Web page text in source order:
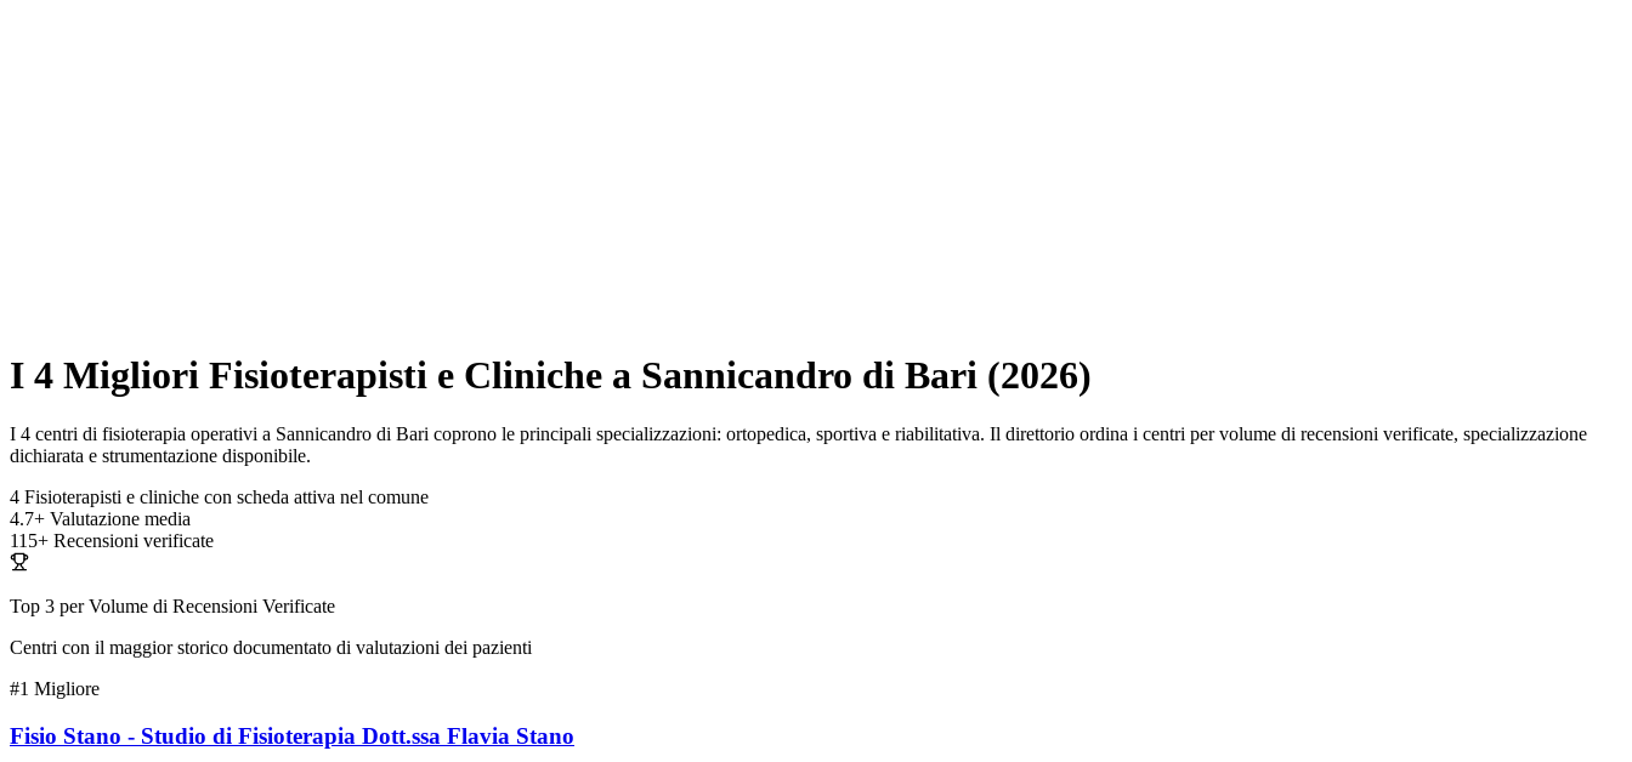
I 4 Migliori Fisioterapisti e Cliniche a Sannicandro di Bari (2026)
I 4 centri di fisioterapia operativi a Sannicandro di Bari coprono le principali specializzazioni: ortopedica, sportiva e riabilitativa. Il direttorio ordina i centri per volume di recensioni verificate, specializzazione
dichiarata e strumentazione disponibile.
4 Fisioterapisti e cliniche con scheda attiva nel comune
4.7+ Valutazione media
115+ Recensioni verificate
Top 3 per Volume di Recensioni Verificate
Centri con il maggior storico documentato di valutazioni dei pazienti
#1 Migliore
Fisio Stano - Studio di Fisioterapia Dott.ssa Flavia Stano